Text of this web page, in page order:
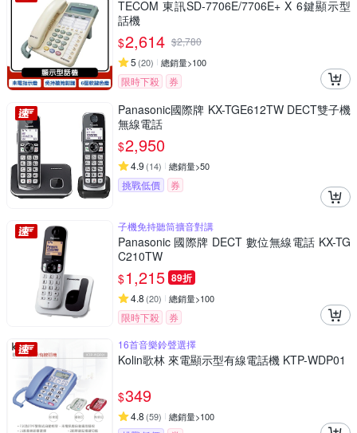
TECOM 東訊SD-7706E/7706E+ X 6鍵顯示型
話機
$2,614 $2,780
5 (20) 總銷量>100
限時下殺 券
Panasonic國際牌 KX-TGE612TW DECT雙子機
無線電話
$2,950
4.9 (14) 總銷量>50
挑戰低價 券
子機免持聽筒擴音對講
Panasonic 國際牌 DECT 數位無線電話 KX-TG
C210TW
$1,215 89折
4.8 (20) 總銷量>100
限時下殺
券
16首音樂鈴聲選擇
Kolin歌林 來電顯示型有線電話機 KTP-WDP01
$349
4.8 (59) 總銷量>100